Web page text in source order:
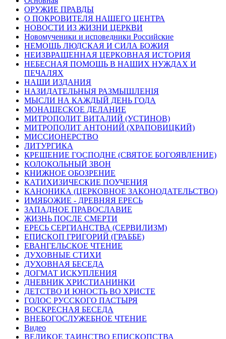
ОРУЖИЕ ПРАВДЫ
О ПОКРОВИТЕЛЯ НАШЕГО ЦЕНТРА
НОВОСТИ ИЗ ЖИЗНИ ЦЕРКВИ
Новомученики и исповедники Российские
НЕМОЩЬ ЛЮДСКАЯ И СИЛА БОЖИЯ
НЕИЗВРАЩЕННАЯ ЦЕРКОВНАЯ ИСТОРИЯ
НЕБЕСНАЯ ПОМОЩЬ В НАШИХ НУЖДАХ И
ПЕЧАЛЯХ
НАШИ ИЗДАНИЯ
НАЗИДАТЕЛЬНЫЯ РАЗМЫШЛЕНІЯ
МЫСЛИ НА КАЖДЫЙ ДЕНЬ ГОДА
МОНАШЕСКОЕ ДЕЛАНИЕ
МИТРОПОЛИТ ВИТАЛИЙ (УСТИНОВ)
МИТРОПОЛИТ АНТОНИЙ (ХРАПОВИЦКИЙ)
МИССИОНЕРСТВО
ЛИТУРГИКА
КРЕЩЕНИЕ ГОСПОДНЕ (СВЯТОЕ БОГОЯВЛЕНИЕ)
КОЛОКОЛЬНЫЙ ЗВОН
КНИЖНОЕ ОБОЗРЕНИЕ
КАТИХИЗИЧЕСКИЕ ПОУЧЕНИЯ
КАНОНИКА (ЦЕРКОВНОЕ ЗАКОНОДАТЕЛЬСТВО)
ИМЯБОЖИЕ - ДРЕВНЯЯ ЕРЕСЬ
ЗАПАДНОЕ ПРАВОСЛАВИЕ
ЖИЗНЬ ПОСЛЕ СМЕРТИ
ЕРЕСЬ СЕРГИАНСТВА (СЕРВИЛИЗМ)
ЕПИСКОП ГРИГОРИЙ (ГРАББЕ)
ЕВАНГЕЛЬСКОЕ ЧТЕНИЕ
ДУХОВНЫЕ СТИХИ
ДУХОВНАЯ БЕСЕДА
ДОГМАТ ИСКУПЛЕНИЯ
ДНЕВНИК ХРИСТИАНИНКИ
ДЕТСТВО И ЮНОСТЬ ВО ХРИСТЕ
ГОЛОС РУССКОГО ПАСТЫРЯ
ВОСКРЕСНАЯ БЕСЕДА
ВНЕБОГОСЛУЖЕБНОЕ ЧТЕНИЕ
Видео
ВЕЛИКОЕ ТАИНСТВО ЕПИСКОПСТВА